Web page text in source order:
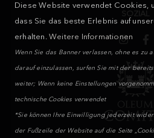
Diese Website verwendet Cookies,
dass Sie das beste Erlebnis auf
erhalten.Weitere Informationen
Wenn Sie das Banner verlassen, ohne es zu
darauf einzulassen, surfen Sie mit der
weiter; Wenn keine Einstellungen
technische Cookies verwendet
*Sie können Ihre Einwilligung jederzeit
der Fußzeile der Website auf die Seite